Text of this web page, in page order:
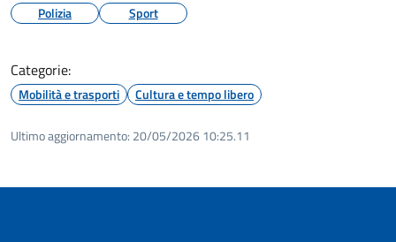
Polizia Sport
Categorie:
Mobilità e trasporti Cultura e tempo libero
Ultimo aggiornamento: 20/05/2026 10:25.11